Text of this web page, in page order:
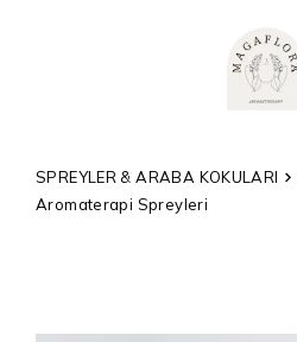
SPREYLER & ARABA KOKULARI
Aromaterapi Spreyleri